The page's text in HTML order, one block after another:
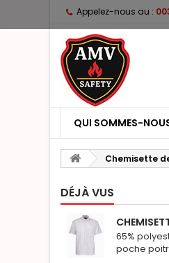
Appelez-nous au :
QUI SOMMES-
Chemisette
DÉJÀ VUS
65%
poche